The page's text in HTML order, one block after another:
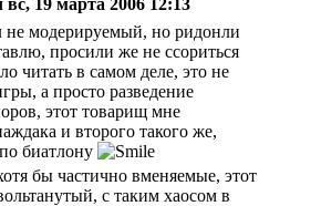
вс, 19 марта 2006 12:13
не модерируемый, но ридонли
просили же не ссориться
читать в самом деле, это не
а просто разведение
этот товарищ мне
и второго такого же,
биатлону
бы частично вменяемые, этот
с таким хаосом в